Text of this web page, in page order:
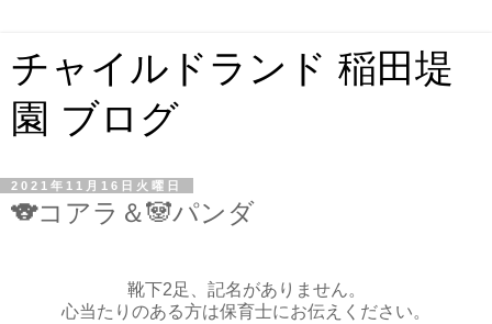
チャイルドランド 稲田堤
園 ブログ
2021年11月16日火曜日
🐨コアラ＆🐼パンダ
靴下2足、記名がありません。
心当たりのある方は保育士にお伝えください。